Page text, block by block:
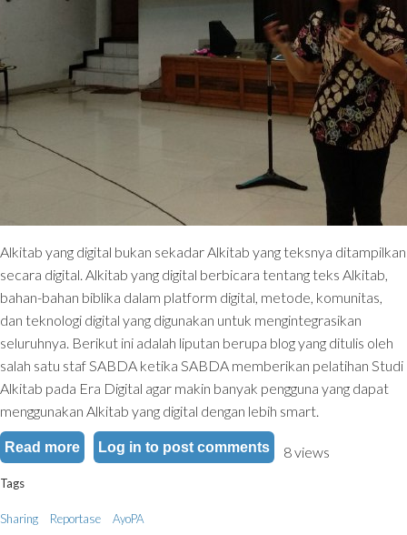
Alkitab yang digital bukan sekadar Alkitab yang teksnya ditampilkan
secara digital. Alkitab yang digital berbicara tentang teks Alkitab,
bahan-bahan biblika dalam platform digital, metode, komunitas,
dan teknologi digital yang digunakan untuk mengintegrasikan
seluruhnya. Berikut ini adalah liputan berupa blog yang ditulis oleh
salah satu staf SABDA ketika SABDA memberikan pelatihan Studi
Alkitab pada Era Digital agar makin banyak pengguna yang dapat
menggunakan Alkitab yang digital dengan lebih smart.
Read more about App-✞rain: Pelatihan Studi Alkitab pada
Log in to post comments 8 views
Tags
Sharing Reportase AyoPA